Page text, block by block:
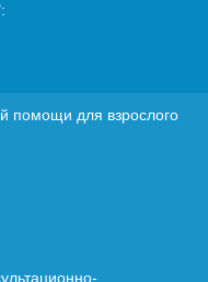
помощи для взрослого